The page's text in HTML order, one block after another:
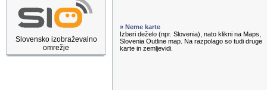
Slovensko izobraževalno
omrežje
» Neme karte
Izberi deželo (npr. Slovenia), nato klikni na Maps,
Slovenia Outline map. Na razpolago so tudi druge
karte in zemljevidi.